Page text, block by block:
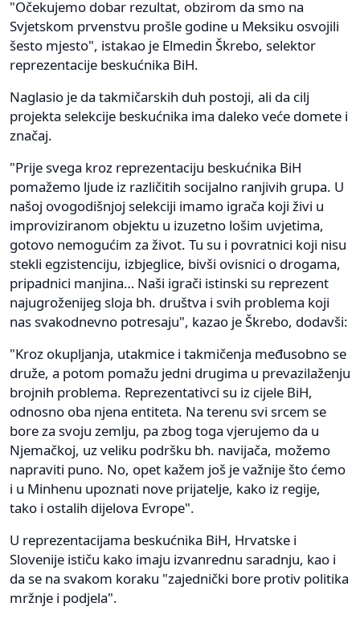
"Očekujemo dobar rezultat, obzirom da smo na
Svjetskom prvenstvu prošle godine u Meksiku osvojili
šesto mjesto", istakao je Elmedin Škrebo, selektor
reprezentacije beskućnika BiH.
Naglasio je da takmičarskih duh postoji, ali da cilj
projekta selekcije beskućnika ima daleko veće domete i
značaj.
"Prije svega kroz reprezentaciju beskućnika BiH
pomažemo ljude iz različitih socijalno ranjivih grupa. U
našoj ovogodišnjoj selekciji imamo igrača koji živi u
improviziranom objektu u izuzetno lošim uvjetima,
gotovo nemogućim za život. Tu su i povratnici koji nisu
stekli egzistenciju, izbjeglice, bivši ovisnici o drogama,
pripadnici manjina… Naši igrači istinski su reprezent
najugroženijeg sloja bh. društva i svih problema koji
nas svakodnevno potresaju", kazao je Škrebo, dodavši:
"Kroz okupljanja, utakmice i takmičenja međusobno se
druže, a potom pomažu jedni drugima u prevazilaženju
brojnih problema. Reprezentativci su iz cijele BiH,
odnosno oba njena entiteta. Na terenu svi srcem se
bore za svoju zemlju, pa zbog toga vjerujemo da u
Njemačkoj, uz veliku podršku bh. navijača, možemo
napraviti puno. No, opet kažem još je važnije što ćemo
i u Minhenu upoznati nove prijatelje, kako iz regije,
tako i ostalih dijelova Evrope".
U reprezentacijama beskućnika BiH, Hrvatske i
Slovenije ističu kako imaju izvanrednu saradnju, kao i
da se na svakom koraku "zajednički bore protiv politika
mržnje i podjela".